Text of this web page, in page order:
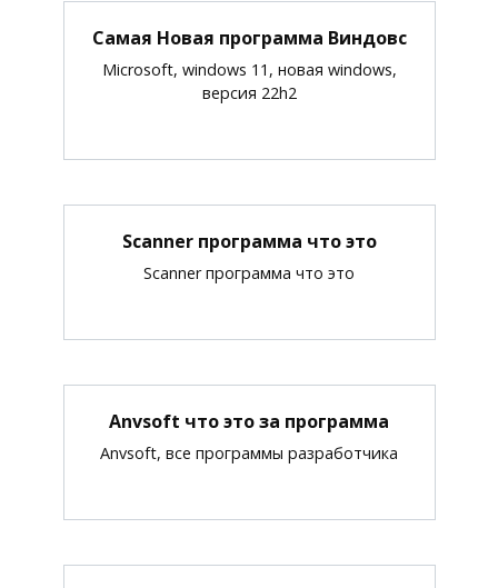
Самая Новая программа Виндовс
Microsoft, windows 11, новая windows,
версия 22h2
Scanner программа что это
Scanner программа что это
Anvsoft что это за программа
Anvsoft, все программы разработчика